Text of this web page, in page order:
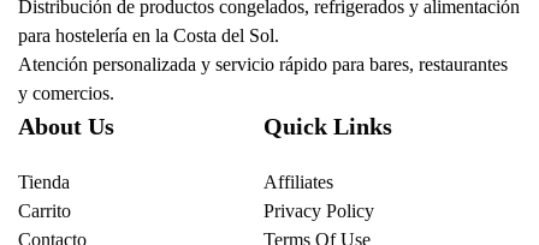
Distribución de productos congelados, refrigerados y alimentación
para hostelería en la Costa del Sol.
Atención personalizada y servicio rápido para bares, restaurantes
y comercios.
About Us
Tienda
Carrito
Contacto
Quick Links
Affiliates
Privacy Policy
Terms Of Use